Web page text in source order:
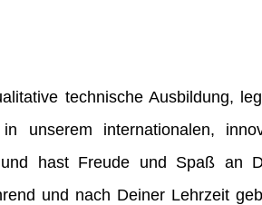
technische Ausbildung,
unserem internationalen,
hast Freude und Spaß an
und nach Deiner Lehrzeit